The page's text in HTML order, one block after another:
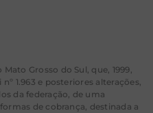
Grosso do Sul, que, 1999,
1.963 e posteriores alterações,
da federação, de uma
de cobrança, destinada a